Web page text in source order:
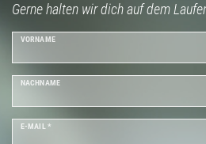
abzurunden, entscheidest Du Dich für
Armschmuck(). Je nach Anlass ist hier
Gerne halten wir dich auf dem
VORNAME
NACHNAME
E-MAIL *